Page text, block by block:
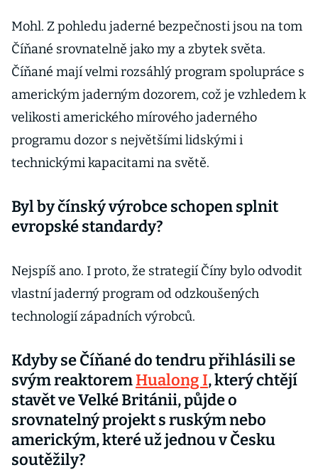
Mohl. Z pohledu jaderné bezpečnosti jsou na tom
Číňané srovnatelně jako my a zbytek světa.
Číňané mají velmi rozsáhlý program spolupráce s
americkým jaderným dozorem, což je vzhledem k
velikosti amerického mírového jaderného
programu dozor s největšími lidskými i
technickými kapacitami na světě.
Byl by čínský výrobce schopen splnit
evropské standardy?
Nejspíš ano. I proto, že strategií Číny bylo odvodit
vlastní jaderný program od odzkoušených
technologií západních výrobců.
Kdyby se Číňané do tendru přihlásili se
svým reaktoremHualong I, který chtějí
stavět ve Velké Británii, půjde o
srovnatelný projekt s ruským nebo
americkým, které už jednou v Česku
soutěžily?